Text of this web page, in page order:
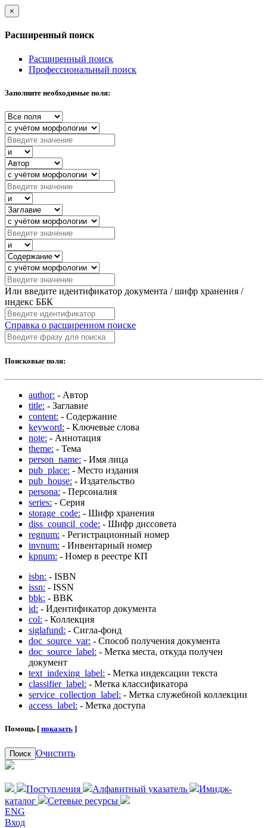
×
Расширенный поиск
Расширенный поиск
Профессиональный поиск
Заполните необходимые поля:
Или введите идентификатор документа / шифр хранения /
индекс ББК
Справка о расширенном поиске
Поисковые поля:
author: - Автор
title: - Заглавие
content: - Содержание
keyword: - Ключевые слова
note: - Аннотация
theme: - Тема
person_name: - Имя лица
pub_place: - Место издания
pub_house: - Издательство
persona: - Персоналия
series: - Серия
storage_code: - Шифр хранения
diss_council_code: - Шифр диссовета
regnum: - Регистрационный номер
invnum: - Инвентарный номер
kpnum: - Номер в реестре КП
isbn: - ISBN
issn: - ISSN
bbk: - BBK
id: - Идентификатор документа
col: - Коллекция
siglafund: - Сигла-фонд
doc_source_var: - Способ получения документа
doc_source_label: - Метка места, откуда получен
документ
text_indexing_label: - Метка индексации текста
classifier_label: - Метка классификатора
service_collection_label: - Метка служебной коллекции
access_label: - Метка доступа
Помощь [ показать ]
Поиск Очистить
Поступления Алфавитный указатель
Имидж-
каталог
Сетевые ресурсы
ENG
Вход